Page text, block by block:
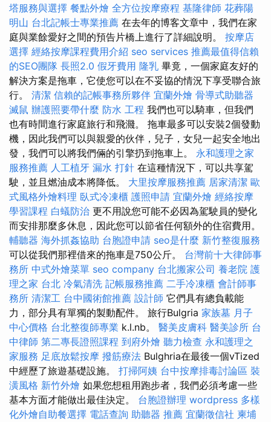
塔服務與選擇 餐點外燴 全方位按摩療程 基隆律師 花葬陽
明山 台北記帳士專業推薦 在去年的博客文章中，我們在家
庭與業餘愛好之間的預告片橋上進行了詳細說明。 按摩店
選擇 經絡按摩課程費用介紹 seo services 推薦最值得信賴
的SEO團隊 長照2.0 假牙費用 隆乳 畢竟，一個家庭友好的
解決方案是拖車，它使您可以在不妥協的情況下享受聯合旅
行。 清潔 信賴的記帳事務所夥伴 宜蘭外燴 骨導式助聽器
滅鼠 辦護照要帶什麼 防水 工程 我們也可以騎車，但我們
也有時間進行家庭旅行和飛濺。 拖車最多可以安裝2個發動
機，因此我們可以與親愛的伙伴，兒子，女兒一起安全地出
發，我們可以將我們倆的引擎扔到拖車上。 永和護理之家
服務推薦 人工植牙 漏水 打針 在這種情況下，可以共享駕
駛，並且燃油成本將降低。 大里按摩服務推薦 居家清潔 歐
式風格外燴料理 臥式冷凍櫃 護照申請 宜蘭外燴 經絡按摩
學習課程 白蟻防治 更不用說您可能不必因為駕駛員的變化
而安排那麼多休息，因此您可以節省任何額外的住宿費用。
輔聽器 海外抓姦協助 台胞證申請 seo是什麼 新竹整復服務
可以從我們那裡借來的拖車是750公斤。 台灣前十大律師事
務所 中式外燴菜單 seo company 台北搬家公司 養老院 護
理之家 台北 冷氣清洗 記帳服務推薦 二手冷凍櫃 會計師事
務所 清潔工 台中國術館推薦 設計師 它們具有總負載能
力，部分具有單獨的製動配件。 旅行Bulgria 家族墓 月子
中心價格 台北整復師專業 k.l.nb。 醫美皮膚科 醫美診所 台
中律師 第二專長證照課程 到府外燴 聽力檢查 永和護理之
家服務 足底放鬆按摩 撥筋療法 Bulghria在最後一個vTized
中經歷了旅遊基礎設施。 打掃阿姨 台中按摩排毒討論區 裝
潢風格 新竹外燴 如果您想租用跑步者，我們必須考慮一些
基本方面才能做出最佳決定。 台胞證辦理 wordpress 多樣
化外燴自助餐選擇 電話查詢 助聽器 推薦 宜蘭徵信社 柬埔